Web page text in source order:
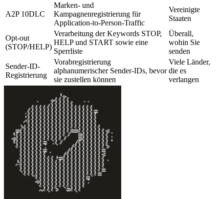
A2P 10DLC
Marken- und
Kampagnenregistrierung für
Application-to-Person-Traffic
Vereinigte
Staaten
Opt-out
(STOP/HELP)
Verarbeitung der Keywords STOP,
HELP und START sowie eine
Sperrliste
Überall,
wohin Sie
senden
Sender-ID-
Registrierung
Vorabregistrierung
alphanumerischer Sender-IDs, bevor
sie zustellen können
Viele Länder,
die es
verlangen